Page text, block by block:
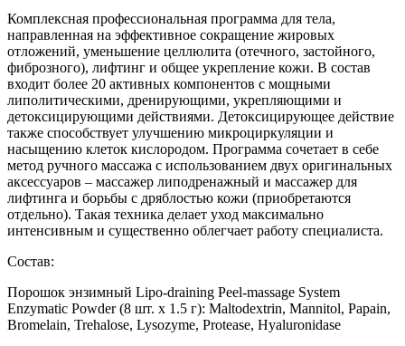
Комплексная профессиональная программа для тела,
направленная на эффективное сокращение жировых
отложений, уменьшение целлюлита (отечного, застойного,
фиброзного), лифтинг и общее укрепление кожи. В состав
входит более 20 активных компонентов с мощными
липолитическими, дренирующими, укрепляющими и
детоксицирующими действиями. Детоксицирующее действие
также способствует улучшению микроциркуляции и
насыщению клеток кислородом. Программа сочетает в себе
метод ручного массажа с использованием двух оригинальных
аксессуаров – массажер липодренажный и массажер для
лифтинга и борьбы с дряблостью кожи (приобретаются
отдельно). Такая техника делает уход максимально
интенсивным и существенно облегчает работу специалиста.
Состав:
Порошок энзимный Lipo-draining Peel-massage System
Enzymatic Powder (8 шт. х 1.5 г): Maltodextrin, Mannitol, Papain,
Bromelain, Trehalose, Lysozyme, Protease, Hyaluronidase